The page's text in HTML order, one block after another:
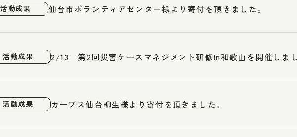
活動成果 仙台市ボランティアセンター様より寄付を頂きました。
活動成果 2/13 第2回災害ケースマネジメント研修in和歌山を開催しま
活動成果 カーブス仙台柳生様より寄付を頂きました。